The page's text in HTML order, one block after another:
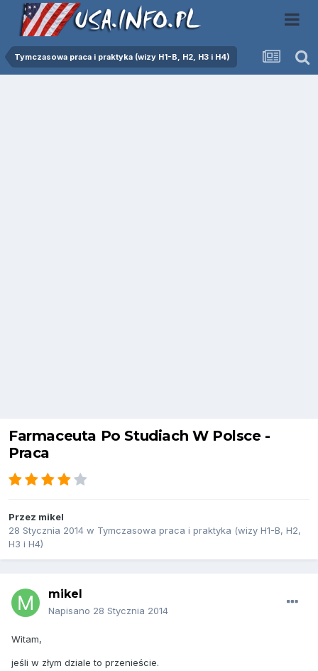
Tymczasowa praca i praktyka (wizy H1-B, H2, H3 i H4)
Farmaceuta Po Studiach W Polsce -
Praca
Przez mikel
28 Stycznia 2014 w Tymczasowa praca i praktyka (wizy H1-B, H2,
H3 i H4)
mikel
Napisano 28 Stycznia 2014
Witam,
jeśli w złym dziale to przenieście.